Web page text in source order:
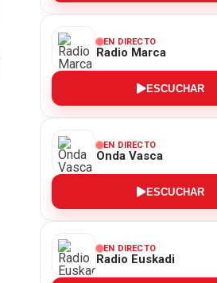
EN DIRECTO
Radio Marca
ESCUCHAR
EN DIRECTO
Onda Vasca
ESCUCHAR
EN DIRECTO
Radio Euskadi